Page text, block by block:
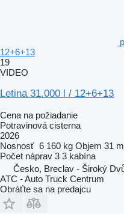
12+6+13
19
VIDEO
Letina 31.000 l / 12+6+13
Cena na požiadanie
Potravinová cisterna
2026
Nosnosť 6 160 kg Objem 31
Počet náprav 3 3 kabína
Česko, Breclav - Široký
ATC - Auto Truck Centrum
Obráťte sa na predajcu